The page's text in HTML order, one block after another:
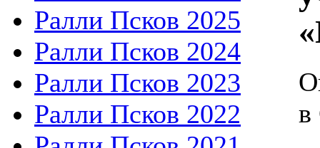
Ралли Псков 2025
Ралли Псков 2024
Ралли Псков 2023
Ралли Псков 2022
в